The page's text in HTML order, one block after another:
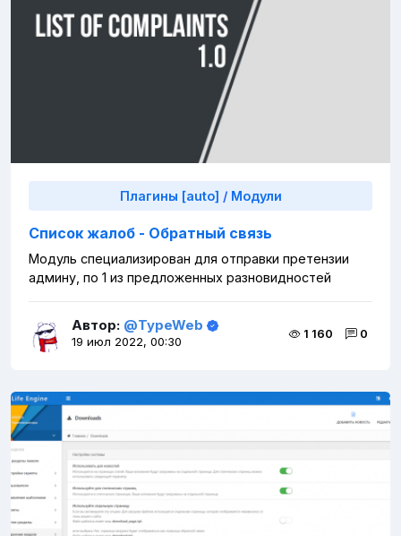
Плагины [auto] / Модули
Список жалоб - Обратный связь
Модуль специализирован для отправки претензии
админу, по 1 из предложенных разновидностей
Автор: @TypeWeb
19 июл 2022, 00:30
1 160 0